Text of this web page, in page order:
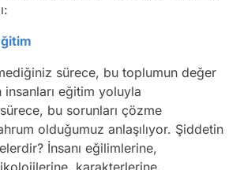
sürece, bu toplumun değer
insanları eğitim yoluyla
bu sorunları çözme
olduğumuz anlaşılıyor. Şiddetin
İnsanı eğilimlerine,